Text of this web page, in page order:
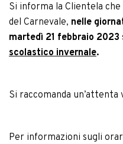
Si informa la Clientela
del Carnevale, nelle
martedì 21 febbraio 2023
scolastico invernale.
Si raccomanda un’attenta
Per informazioni sugli